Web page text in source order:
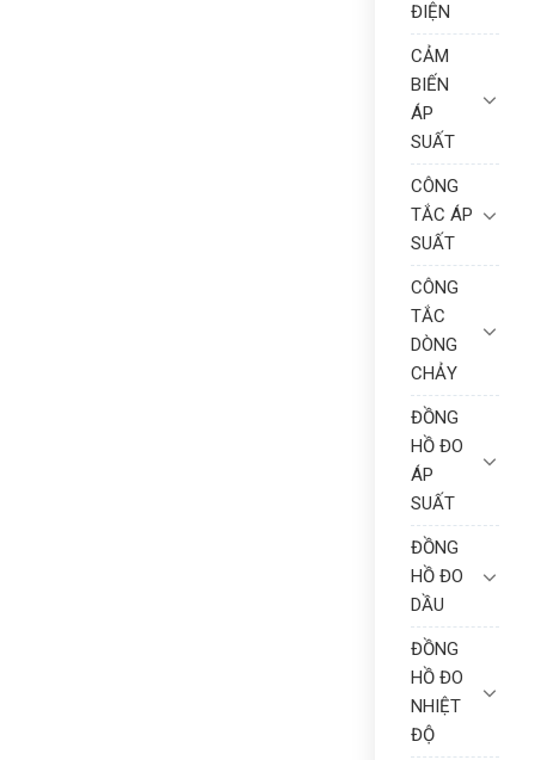
ĐIỆN
CẢM
BIẾN
ÁP
SUẤT
CÔNG
TẮC ÁP
SUẤT
CÔNG
TẮC
DÒNG
CHẢY
ĐỒNG
HỒ ĐO
ÁP
SUẤT
ĐỒNG
HỒ ĐO
DẦU
ĐỒNG
HỒ ĐO
NHIỆT
ĐỘ